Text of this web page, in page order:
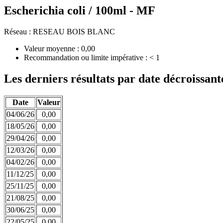
Escherichia coli / 100ml - MF
Réseau : RESEAU BOIS BLANC
Valeur moyenne : 0,00
Recommandation ou limite impérative : < 1
Les derniers résultats par date
Date
Valeur
04/06/26
0,00
18/05/26
0,00
29/04/26
0,00
12/03/26
0,00
04/02/26
0,00
11/12/25
0,00
25/11/25
0,00
21/08/25
0,00
30/06/25
0,00